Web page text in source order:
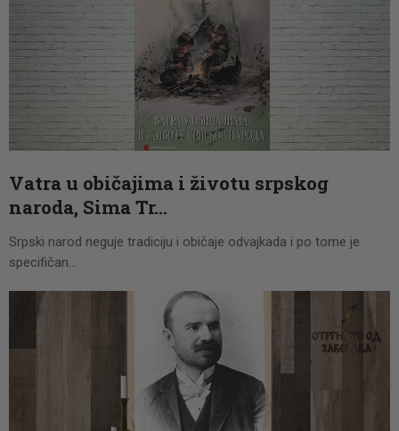
Vatra u običajima i životu srpskog
naroda, Sima Tr…
Srpski narod neguje tradiciju i običaje odvajkada i po tome je
specifičan…